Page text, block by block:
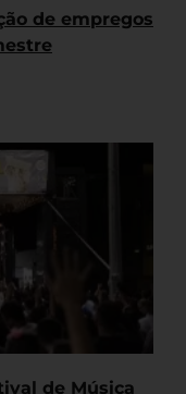
de empregos
de Música